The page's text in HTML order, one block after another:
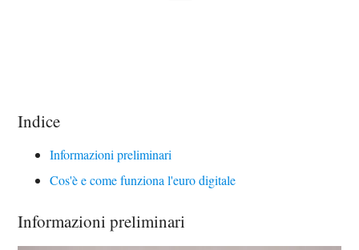
Indice
Informazioni preliminari
Cos'è e come funziona l'euro digitale
Informazioni preliminari